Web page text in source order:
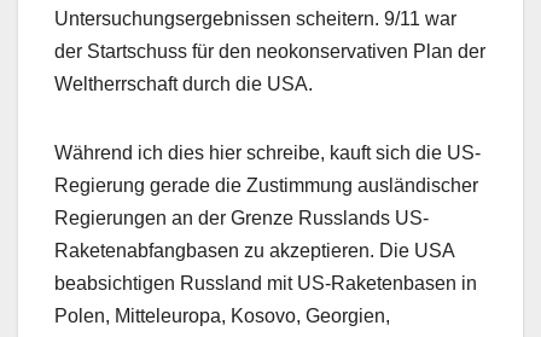
Untersuchungsergebnissen scheitern. 9/11 war
der Startschuss für den neokonservativen Plan der
Weltherrschaft durch die USA.
Während ich dies hier schreibe, kauft sich die US-
Regierung gerade die Zustimmung ausländischer
Regierungen an der Grenze Russlands US-
Raketenabfangbasen zu akzeptieren. Die USA
beabsichtigen Russland mit US-Raketenbasen in
Polen, Mitteleuropa, Kosovo, Georgien,